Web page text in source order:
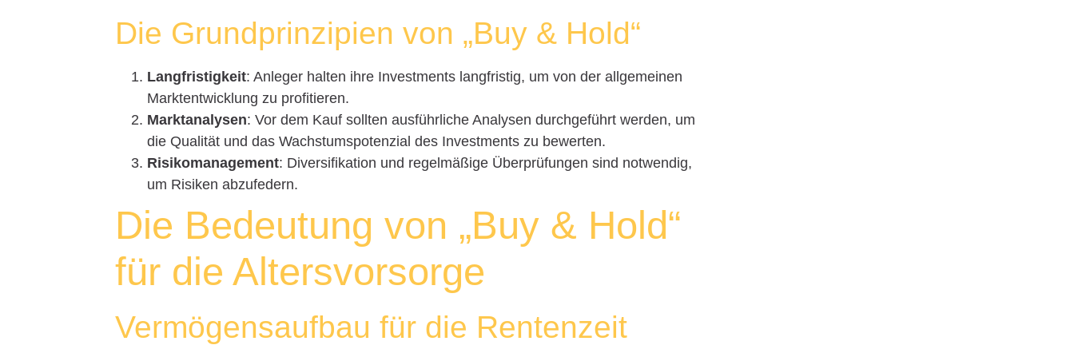
Die Grundprinzipien von „Buy & Hold“
Langfristigkeit: Anleger halten ihre Investments langfristig, um von der allgemeinen
Marktentwicklung zu profitieren.
Marktanalysen: Vor dem Kauf sollten ausführliche Analysen durchgeführt werden, um
die Qualität und das Wachstumspotenzial des Investments zu bewerten.
Risikomanagement: Diversifikation und regelmäßige Überprüfungen sind notwendig,
um Risiken abzufedern.
Die Bedeutung von „Buy & Hold“
für die Altersvorsorge
Vermögensaufbau für die Rentenzeit